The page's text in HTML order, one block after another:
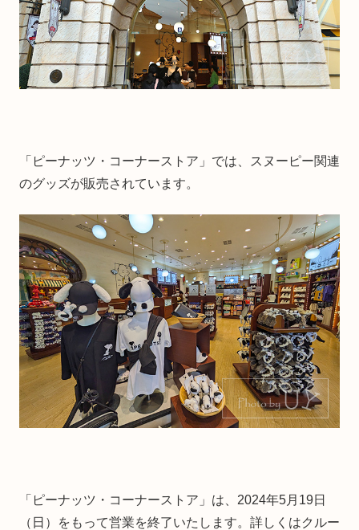
「ピーナッツ・コーナーストア」では、スヌーピー関連
のグッズが販売されています。
「ピーナッツ・コーナーストア」は、2024年5月19日
（日）をもって営業を終了いたします。詳しくはクルー